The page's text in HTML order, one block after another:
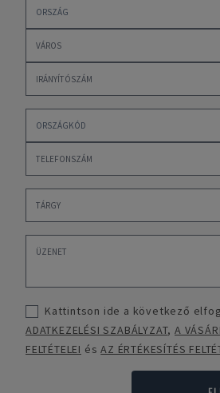
Kattintson ide a következő
ADATKEZELÉSI SZABÁLYZAT,A
FELTÉTELEI ésAZ ÉRTÉKESÍTÉS